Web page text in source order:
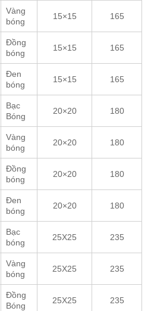
Vàng
bóng
15×15 165
Đồng
bóng
15×15 165
Đen
bóng
15×15 165
Bạc
Bóng
20×20 180
Vàng
bóng
20×20 180
Đồng
bóng
20×20 180
Đen
bóng
20×20 180
Bạc
bóng
25X25 235
Vàng
bóng
25X25 235
Đồng
Bóng
25X25 235